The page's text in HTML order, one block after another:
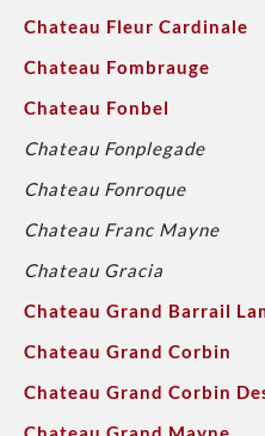
Chateau Fleur Cardinale
Chateau Fombrauge
Chateau Fonbel
Chateau Fonplegade
Chateau Fonroque
Chateau Franc Mayne
Chateau Gracia
Chateau Grand Barrail
Chateau Grand Corbin
Chateau Grand Corbin